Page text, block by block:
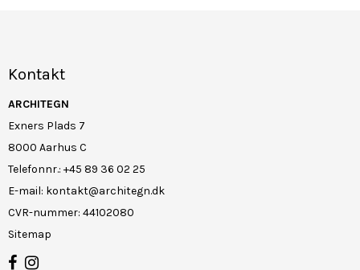
Kontakt
ARCHITEGN
Exners Plads 7
8000 Aarhus C
Telefonnr.: +45 89 36 02 25
E-mail: kontakt@architegn.dk
CVR-nummer: 44102080
Sitemap